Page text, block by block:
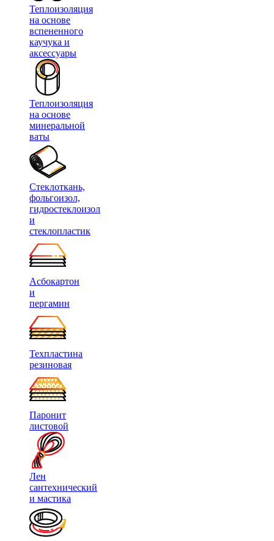
Теплоизоляция
на основе
вспененного
каучука и
аксессуары
Теплоизоляция
на основе
минеральной
ваты
Стеклоткань,
фольгоизол,
гидростеклоизол
и
стеклопластик
Асбокартон
и
пергамин
Техпластина
резиновая
Паронит
листовой
Лен
сантехнический
и мастика